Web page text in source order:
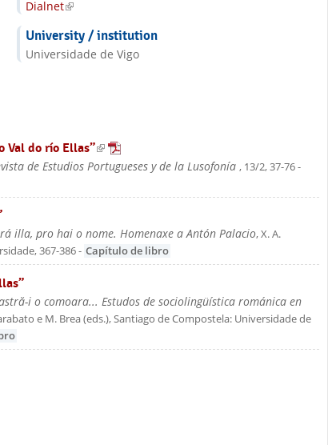
sends e-mail)
Dialnet(link is external)
University / institution
Universidade de Vigo
Val do río Ellas”(link is external)
de Estudios Portugueses y de la Lusofonía , 13/2, 37-76-
illa, pro hai o nome. Homenaxe a Antón Palacio, X. A.
, 367-386- Capítulo de libro
i o comoara... Estudos de sociolingüística románica en
e M. Brea (eds.), Santiago de Compostela: Universidade de